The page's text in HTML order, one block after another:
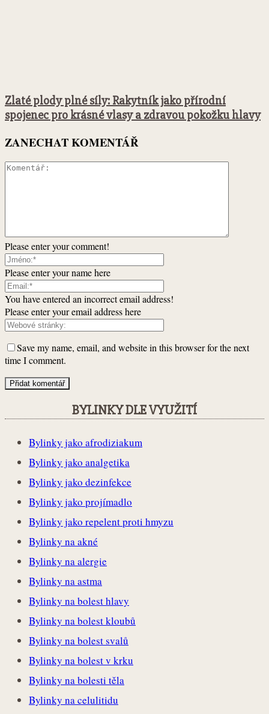
Zlaté plody plné síly: Rakytník jako přírodní
spojenec pro krásné vlasy a zdravou pokožku hlavy
ZANECHAT KOMENTÁŘ
Please enter your comment!
Please enter your name here
You have entered an incorrect email address!
Please enter your email address here
Save my name, email, and website in this browser for the next
time I comment.
BYLINKY DLE VYUŽITÍ
Bylinky jako afrodiziakum
Bylinky jako analgetika
Bylinky jako dezinfekce
Bylinky jako projímadlo
Bylinky jako repelent proti hmyzu
Bylinky na akné
Bylinky na alergie
Bylinky na astma
Bylinky na bolest hlavy
Bylinky na bolest kloubů
Bylinky na bolest svalů
Bylinky na bolest v krku
Bylinky na bolesti těla
Bylinky na celulitidu